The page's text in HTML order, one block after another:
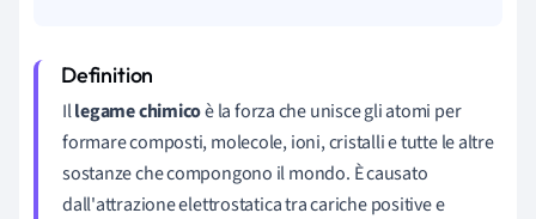
Illegame chimicoè la forza che unisce gli atomi per
formare composti, molecole, ioni, cristalli e tutte le altre
sostanze che compongono il mondo. È causato
dall'attrazione elettrostatica tra cariche positive e